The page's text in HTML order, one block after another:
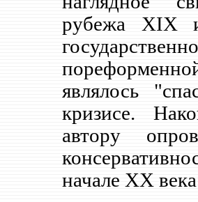
рубежа XIX
являлось
кризисе.
автору
начале XX